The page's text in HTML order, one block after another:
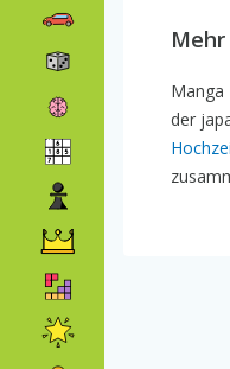
Manga
der